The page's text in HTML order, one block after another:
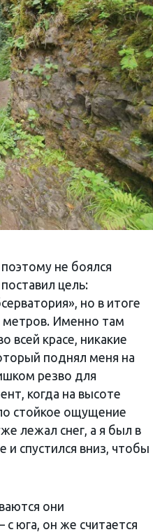
не боялся
цель:
но в итоге
метров. Именно там
всей красе, никакие
поднял меня на
резво для
когда на высоте
стойкое ощущение
лежал снег, а я был в
спустился вниз, чтобы
они
юга, он же считается